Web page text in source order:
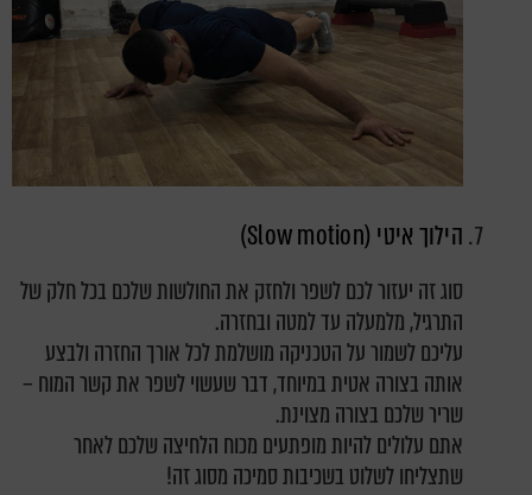
הילוך איטי (Slow motion)
סוג זה יעזור לכם לשפר ולחזק את החולשות שלכם בכל חלק של
התרגיל, מלמעלה עד למטה ובחזרה.
עליכם לשמור על הטכניקה מושלמת לכל אורך החזרה ולבצע
אותה בצורה אטית במיוחד, דבר שעשוי לשפר את קשר המוח –
שריר שלכם בצורה מצוינת.
אתם עלולים להיות מופתעים מכוח הלחיצה שלכם לאחר
שתצליחו לשלוט בשכיבות סמיכה מסוג זה!